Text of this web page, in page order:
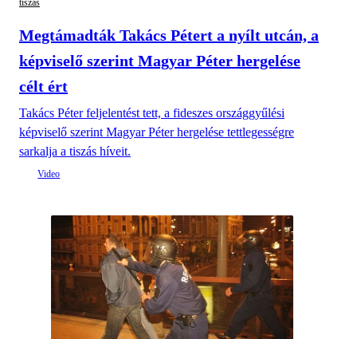
tiszás
Megtámadták Takács Pétert a nyílt utcán, a
képviselő szerint Magyar Péter hergelése
célt ért
Takács Péter feljelentést tett, a fideszes országgyűlési
képviselő szerint Magyar Péter hergelése tettlegességre
sarkalja a tiszás híveit.